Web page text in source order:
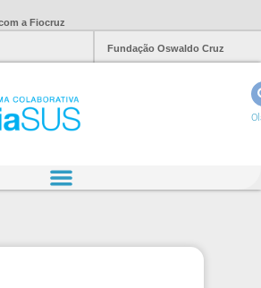
a Fiocruz
Fundação Oswaldo Cruz